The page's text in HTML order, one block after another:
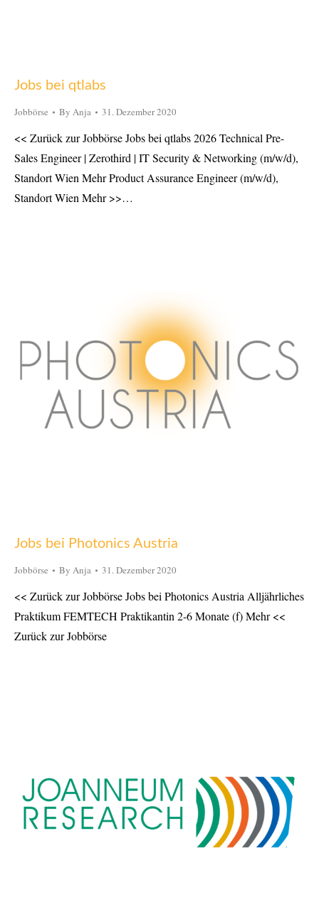
Jobs bei qtlabs
Jobbörse By Anja 31. Dezember 2020
<< Zurück zur Jobbörse Jobs bei qtlabs 2026 Technical Pre-
Sales Engineer | Zerothird | IT Security & Networking (m/w/d),
Standort Wien Mehr Product Assurance Engineer (m/w/d),
Standort Wien Mehr >>…
Jobs bei Photonics Austria
Jobbörse By Anja 31. Dezember 2020
<< Zurück zur Jobbörse Jobs bei Photonics Austria Alljährliches
Praktikum FEMTECH Praktikantin 2-6 Monate (f) Mehr <<
Zurück zur Jobbörse